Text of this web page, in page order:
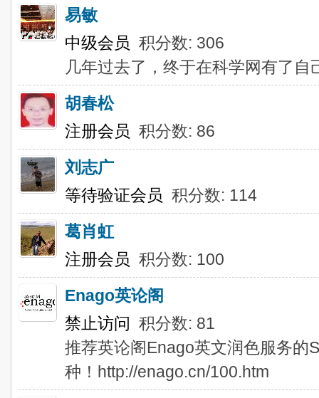
易敏
中级会员 积分数: 306
几年过去了，终于在科学网有了
胡春松
注册会员 积分数: 86
刘志广
等待验证会员 积分数: 114
葛肖虹
注册会员 积分数: 100
Enago英论阁
禁止访问 积分数: 81
推荐英论阁Enago英文润色服务的
种！http://enago.cn/100.htm